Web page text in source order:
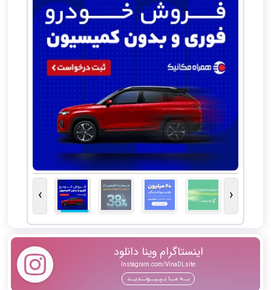
‹
›
اینستاگرام وینا دانلود
Instagram.com/VinaDLsite
بــه مــا بـپـیــونــدیــد